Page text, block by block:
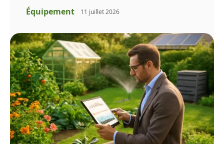
Équipement 11 juillet 2026